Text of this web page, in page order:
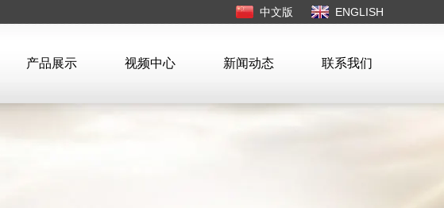
ENGLISH
中文版
产品展示 视频中心 新闻动态 联系我们